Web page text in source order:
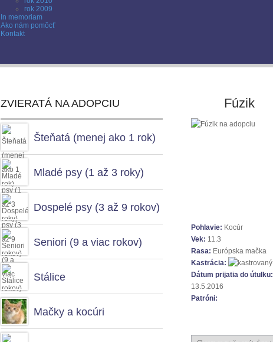
rok 2009
In memoriam
Ako nám pomôcť
Kontakt
ZVIERATÁ NA ADOPCIU
Šteňatá (menej ako 1 rok)
Mladé psy (1 až 3 roky)
Dospelé psy (3 až 9 rokov)
Seniori (9 a viac rokov)
Stálice
Mačky a kocúri
Fúzik
Pohlavie: Kocúr
Vek: 11.3
Rasa: Európska mačka
Kastrácia:
Dátum prijatia do útulku:
13.5.2016
Patróni: